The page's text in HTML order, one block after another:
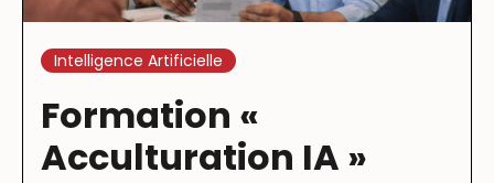
Intelligence Artificielle
Formation «
Acculturation IA »